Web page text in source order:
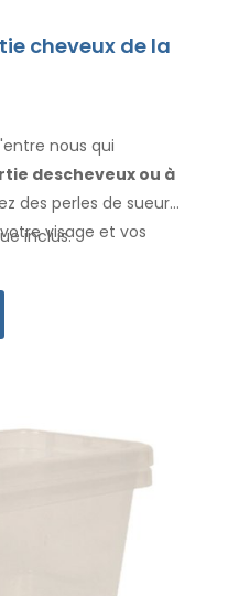
cheveux de la
nous qui
descheveux ou à
des perles de sueur
visage et vos
à Electro
ELITE, est
inclus.